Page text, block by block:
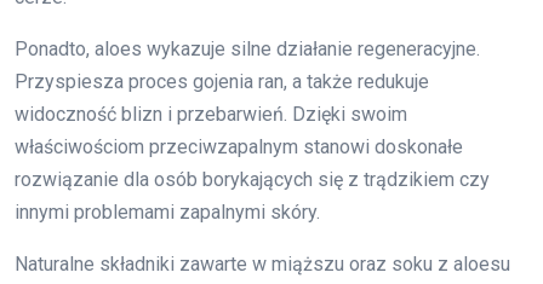
Ponadto, aloes wykazuje silne działanie regeneracyjne.
Przyspiesza proces gojenia ran, a także redukuje
widoczność blizn i przebarwień. Dzięki swoim
właściwościom przeciwzapalnym stanowi doskonałe
rozwiązanie dla osób borykających się z trądzikiem czy
innymi problemami zapalnymi skóry.
Naturalne składniki zawarte w miąższu oraz soku z aloesu